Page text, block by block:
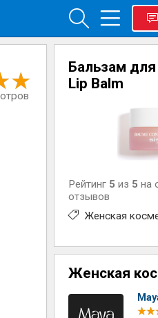
Бальзам
Lip Balm
Рейтинг 5 из 5 на
отзывов
Женская
Женская